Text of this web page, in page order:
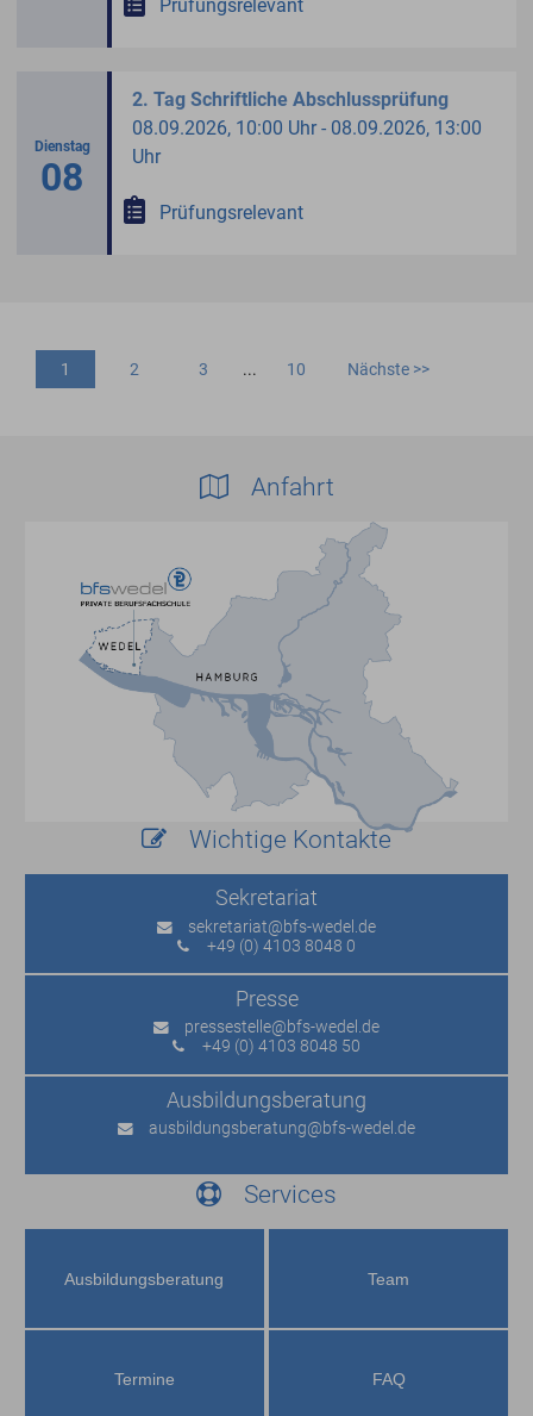
Prüfungsrelevant
Dienstag
08
2. Tag Schriftliche Abschlussprüfung
08.09.2026, 10:00 Uhr - 08.09.2026, 13:00
Uhr
Prüfungsrelevant
1 2 3 ... 10 Nächste >>
Anfahrt
Wichtige Kontakte
Sekretariat
sekretariat@bfs-wedel.de
+49 (0) 4103 8048 0
Presse
pressestelle@bfs-wedel.de
+49 (0) 4103 8048 50
Ausbildungs­beratung
ausbildungsberatung@bfs-wedel.de
Services
Ausbildungs­beratung Team
Termine FAQ